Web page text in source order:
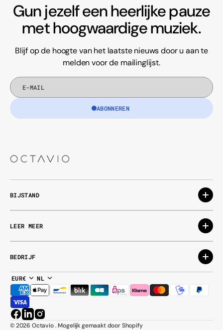
Gun jezelf een heerlijke pauze
met hoogwaardige muziek.
Blijf op de hoogte van het laatste nieuws door u aan te
melden voor de mailinglijst.
E-
mail
ABONNEREN
BIJSTAND
LEER MEER
BEDRIJF
EUR€ NL
Facebook
LinkedIn
Instagram
© 2026 Octavio. Mogelijk gemaakt door Shopify